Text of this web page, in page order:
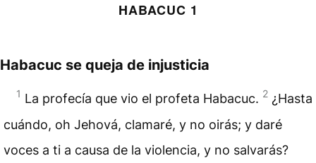
HABACUC 1
Habacuc se queja de injusticia
1 La profecía que vio el profeta Habacuc. 2 ¿Hasta
cuándo, oh Jehová, clamaré, y no oirás; y daré
voces a ti a causa de la violencia, y no salvarás?